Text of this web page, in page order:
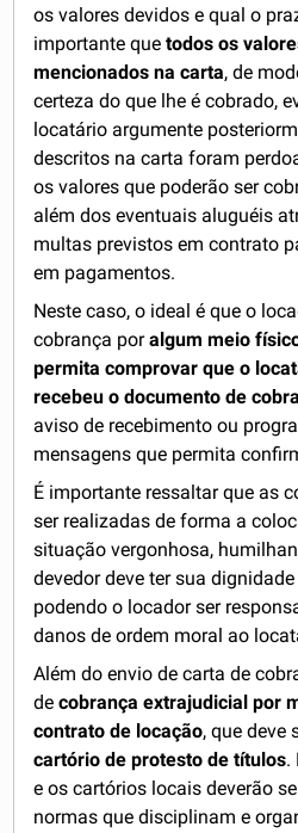
os valores devidos e qual o
importante quetodos os
mencionados na carta, de
certeza do que lhe é cobrado,
locatário argumente
descritos na carta foram
os valores que poderão ser
além dos eventuais aluguéis
multas previstos em contrato
em pagamentos.
Neste caso, o ideal é que o
cobrança poralgum meio
permita comprovar que o
recebeu o documento de
aviso de recebimento ou
mensagens que permita
É importante ressaltar que as
ser realizadas de forma a
situação vergonhosa,
devedor deve ter sua
podendo o locador ser
danos de ordem moral ao
Além do envio de carta de
decobrança extrajudicial por
contrato de locação, que deve
cartório de protesto de títulos.
e os cartórios locais deverão
normas que disciplinam e